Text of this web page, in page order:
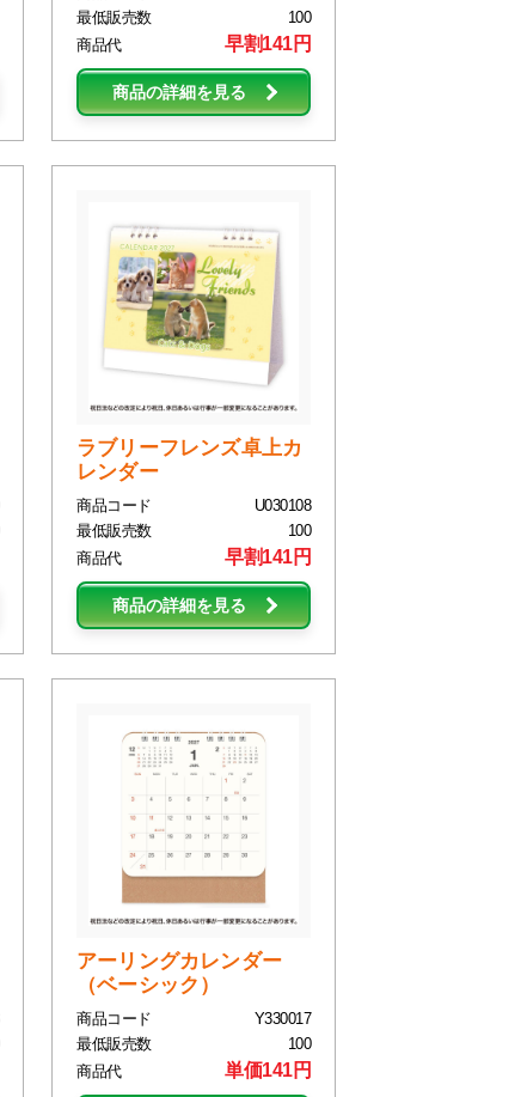
最低販売数
100
商品代
早割141円
商品の詳細を見る
ラブリーフレンズ卓上カ
レンダー
商品コード
U030108
最低販売数
100
商品代
早割141円
商品の詳細を見る
アーリングカレンダー
（ベーシック）
商品コード
Y330017
最低販売数
100
商品代
単価141円